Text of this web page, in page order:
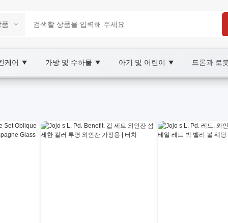
케어 ▼ 가방 및 수하물 ▼ 아기 및 어린이 ▼ 드론과 로